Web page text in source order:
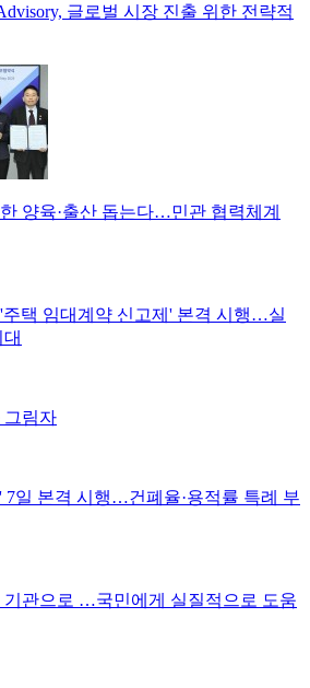
글로벌 시장 진출 위한 전략적
양육·출산 돕는다…민관 협력체계
주택 임대계약 신고제' 본격 시행…실
그림자
7일 본격 시행…건폐율·용적률 특례 부
기관으로 …국민에게 실질적으로 도움